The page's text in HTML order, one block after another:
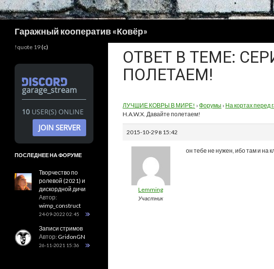
Гаражный кооператив «Ковёр»
ОТВЕТ В ТЕМЕ:
ПОЛЕТАЕМ!
ЛУЧШИЕ КОВРЫ В МИРЕ! › Форумы › На кортах перед
H.A.W.X. Давайте полетаем!
2015-10-29 в 15:42
Lemming
Участник
он тебе не нужен, ибо там и на
!quote 19(c)
garage_stream
10 USER(S) ONLINE
JOIN SERVER
ПОСЛЕДНЕЕ НА ФОРУМЕ
Творчество по
ролевой (2021) и
дискордной дичи
Автор:
wimp_construct
24-09-2022 02:45
Записи стримов
Автор:GridonGN
26-11-2021 15:36